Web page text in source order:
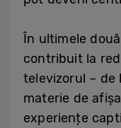
În ultimele
contribuit la
televizorul – de
materie de
experiențe